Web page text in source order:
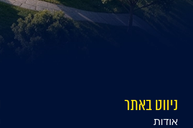
ניווט באתר
אודות